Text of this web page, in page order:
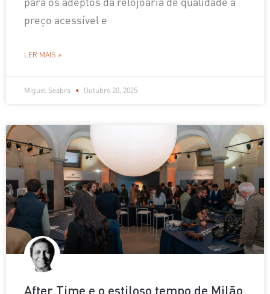
preço acessível e
LER MAIS »
Miguel Seabra Outubro 20, 2025
After Time e o estiloso tempo de Milão